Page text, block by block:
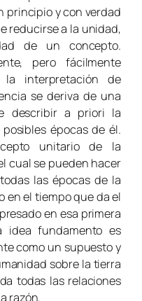
principio y con verdad
reducirse a la unidad,
de un concepto.
pero fácilmente
la interpretación de
se deriva de una
describir a priori la
épocas de él.
unitario de la
cual se pueden hacer
las épocas de la
en el tiempo que da el
en esa primera
idea fundamento es
como un supuesto y
sobre la tierra
todas las relaciones
razón.